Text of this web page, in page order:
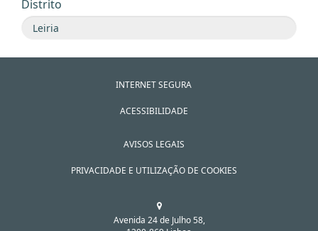
Distrito
INTERNET SEGURA
ACESSIBILIDADE
AVISOS LEGAIS
PRIVACIDADE E UTILIZAÇÃO DE COOKIES
Avenida 24 de Julho 58,